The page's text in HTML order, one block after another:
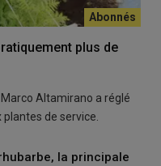
de 12 tonnes par
notamment en
plus de
Altamirano a réglé
de service.
la principale